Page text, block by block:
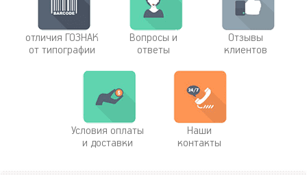
отличия ГОЗНАК
от типографии
Вопросы и
ответы
Отзывы
клиентов
Условия оплаты
и доставки
Наши
контакты